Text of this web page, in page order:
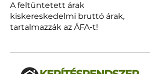
A feltüntetett árak
kiskereskedelmi bruttó árak,
tartalmazzák az ÁFA-t!